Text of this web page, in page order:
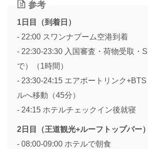
参考
1日目（到着日）
- 22:00 スワンナプーム空港到着
- 22:30-23:30 入国審査・荷物受取・
で）（1時間）
- 23:30-24:15 エアポートリンク
ルへ移動（45分）
- 24:15 ホテルチェックイン後就寝
2日目（王道観光+ルーフトップバー）
- 08:00-09:00 ホテルで朝食